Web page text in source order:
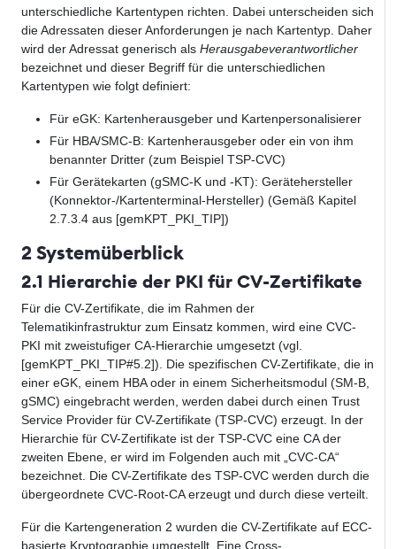
unterschiedliche Kartentypen richten. Dabei unterscheiden sich
die Adressaten dieser Anforderungen je nach Kartentyp. Daher
wird der Adressat generisch als Herausgabeverantwortlicher
bezeichnet und dieser Begriff für die unterschiedlichen
Kartentypen wie folgt definiert:
Für eGK: Kartenherausgeber und Kartenpersonalisierer
Für HBA/SMC-B: Kartenherausgeber oder ein von ihm
benannter Dritter (zum Beispiel TSP-CVC)
Für Gerätekarten (gSMC-K und -KT): Gerätehersteller
(Konnektor-/Kartenterminal-Hersteller) (Gemäß Kapitel
2.7.3.4 aus [gemKPT_PKI_TIP])
2 Systemüberblick
2.1 Hierarchie der PKI für CV-Zertifikate
Für die CV-Zertifikate, die im Rahmen der
Telematikinfrastruktur zum Einsatz kommen, wird eine CVC-
PKI mit zweistufiger CA-Hierarchie umgesetzt (vgl.
[gemKPT_PKI_TIP#5.2]). Die spezifischen CV-Zertifikate, die in
einer eGK, einem HBA oder in einem Sicherheitsmodul (SM-B,
gSMC) eingebracht werden, werden dabei durch einen Trust
Service Provider für CV-Zertifikate (TSP-CVC) erzeugt. In der
Hierarchie für CV-Zertifikate ist der TSP-CVC eine CA der
zweiten Ebene, er wird im Folgenden auch mit „CVC-CA“
bezeichnet. Die CV-Zertifikate des TSP-CVC werden durch die
übergeordnete CVC-Root-CA erzeugt und durch diese verteilt.
Für die Kartengeneration 2 wurden die CV-Zertifikate auf ECC-
basierte Kryptographie umgestellt. Eine Cross-